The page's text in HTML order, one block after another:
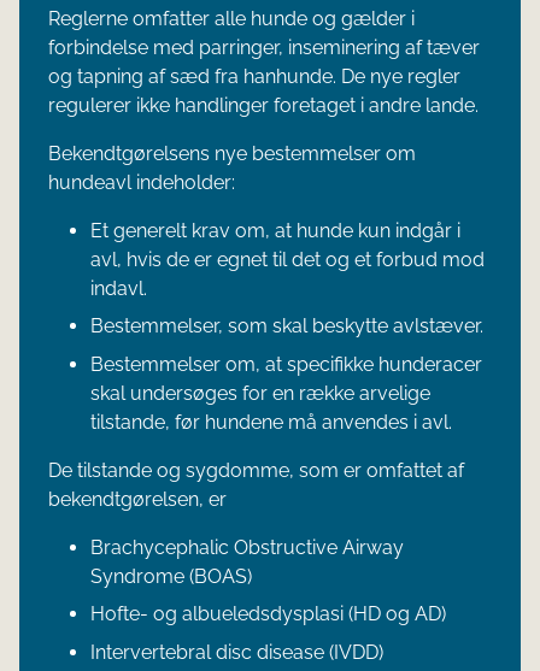
Reglerne omfatter alle hunde og gælder i
forbindelse med parringer, inseminering af tæver
og tapning af sæd fra hanhunde. De nye regler
regulerer ikke handlinger foretaget i andre lande.
Bekendtgørelsens nye bestemmelser om
hundeavl indeholder:
Et generelt krav om, at hunde kun indgår i
avl, hvis de er egnet til det og et forbud mod
indavl.
Bestemmelser, som skal beskytte avlstæver.
Bestemmelser om, at specifikke hunderacer
skal undersøges for en række arvelige
tilstande, før hundene må anvendes i avl.
De tilstande og sygdomme, som er omfattet af
bekendtgørelsen, er
Brachycephalic Obstructive Airway
Syndrome (BOAS)
Hofte- og albueledsdysplasi (HD og AD)
Intervertebral disc disease (IVDD)